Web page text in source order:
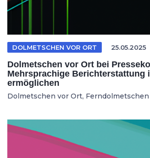
DOLMETSCHEN VOR ORT 25.05.2025
Dolmetschen vor Ort bei
Mehrsprachige Berichterstattung
ermöglichen
Dolmetschen vor Ort, Ferndolmetschen